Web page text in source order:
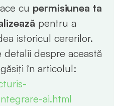
cu permisiunea ta
pentru a
istoricul cererilor.
detalii despre această
în articolul:
ai.html